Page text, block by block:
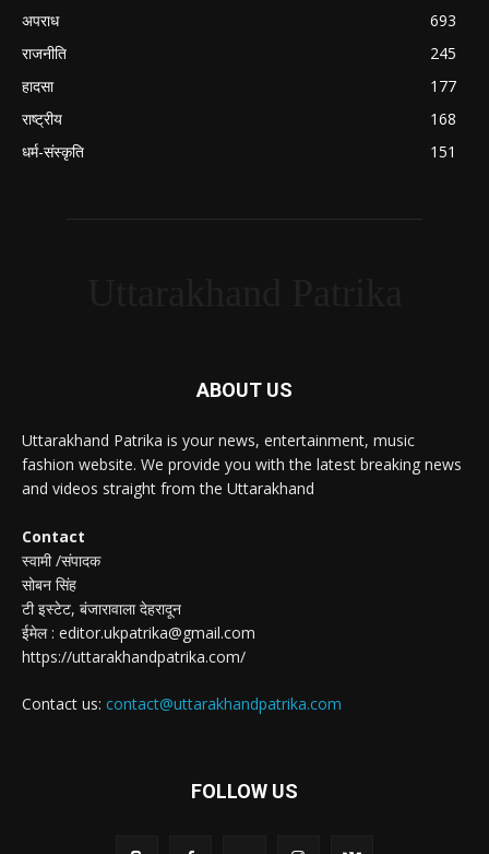
अपराध
693
राजनीति
245
हादसा
177
राष्ट्रीय
168
धर्म-संस्कृति
151
ABOUT US
Uttarakhand Patrika is your news, entertainment, music
fashion website. We provide you with the latest breaking news
and videos straight from the Uttarakhand
Contact
स्वामी /संपादक
सोबन सिंह
टी इस्टेट, बंजारावाला देहरादून
ईमेल : editor.ukpatrika@gmail.com
https://uttarakhandpatrika.com/
Contact us: contact@uttarakhandpatrika.com
FOLLOW US